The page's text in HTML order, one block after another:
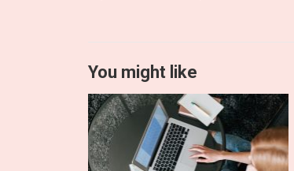
You might like